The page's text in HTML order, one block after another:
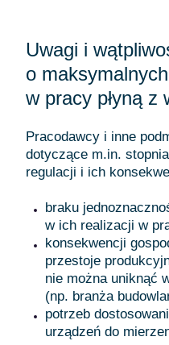
Uwagi i
o
w pracy płyną z
Pracodawcy i inne
dotyczące m.in.
regulacji i ich
braku
w ich realizacji w
konsekwencji
przestoje
nie można uniknąć
(np. branża
potrzeb
urządzeń do